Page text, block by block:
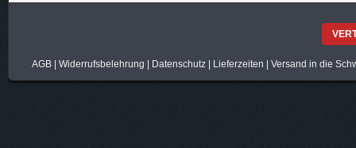
AGB| Widerrufsbelehrung Datenschutz| Lieferzeiten Versand in die